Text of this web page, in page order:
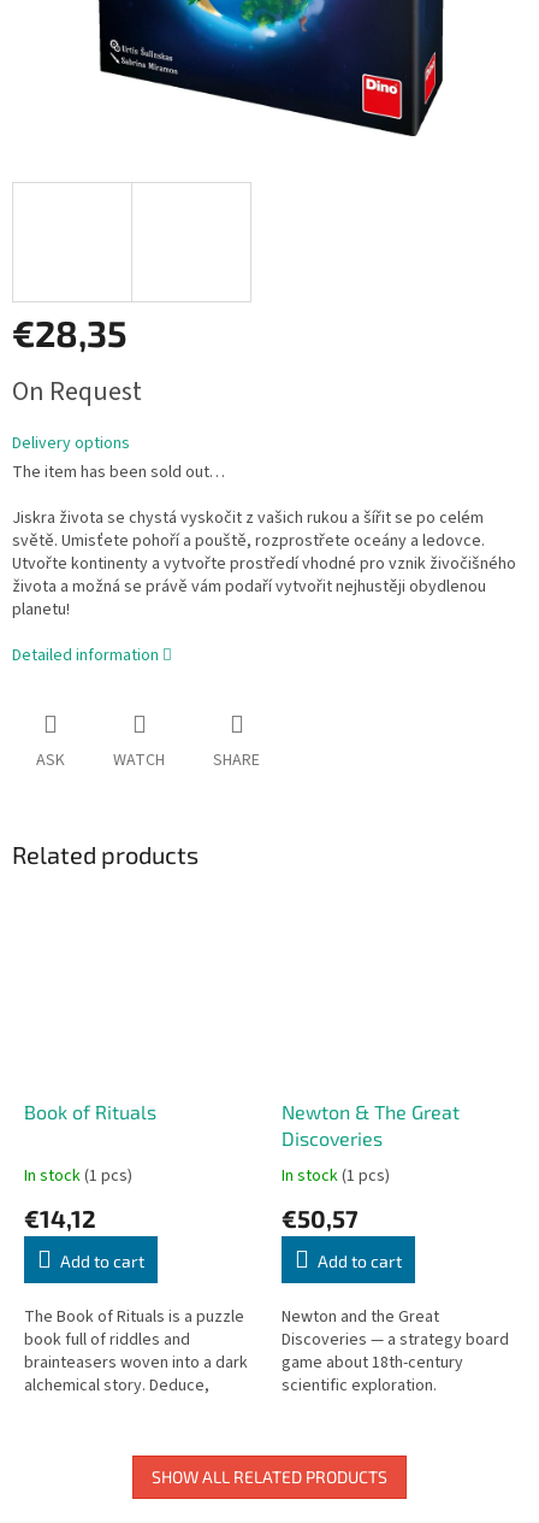
€28,35
price:
On Request
Delivery options
The item has been sold out…
Jiskra života se chystá vyskočit z vašich rukou a šířit se po celém
světě. Umisťete pohoří a pouště, rozprostřete oceány a ledovce.
Utvořte kontinenty a vytvořte prostředí vhodné pro vznik živočišného
života a možná se právě vám podaří vytvořit nejhustěji obydlenou
planetu!
Detailed information
ASK WATCH SHARE
Related products
Book of Rituals
In stock(1 pcs)
€14,12
Add to cart
The Book of Rituals is a puzzle
book full of riddles and
brainteasers woven into a dark
alchemical story. Deduce,
Newton & The Great
Discoveries
In stock(1 pcs)
€50,57
Add to cart
Newton and the Great
Discoveries — a strategy board
game about 18th-century
scientific exploration.
SHOW ALL RELATED PRODUCTS